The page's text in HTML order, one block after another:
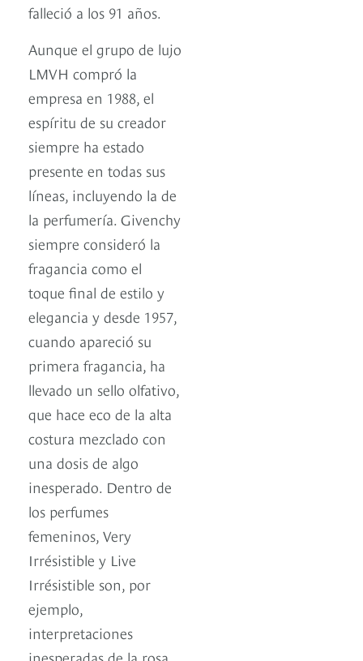
falleció a los 91 años.
Aunque el grupo de lujo
LMVH compró la
empresa en 1988, el
espíritu de su creador
siempre ha estado
presente en todas sus
líneas, incluyendo la de
la perfumería. Givenchy
siempre consideró la
fragancia como el
toque final de estilo y
elegancia y desde 1957,
cuando apareció su
primera fragancia, ha
llevado un sello olfativo,
que hace eco de la alta
costura mezclado con
una dosis de algo
inesperado. Dentro de
los perfumes
femeninos, Very
Irrésistible y Live
Irrésistible son, por
ejemplo,
interpretaciones
inesperadas de la rosa.